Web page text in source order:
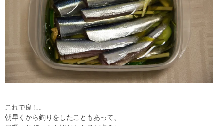
これで良し。
朝早くから釣りをしたこともあって、